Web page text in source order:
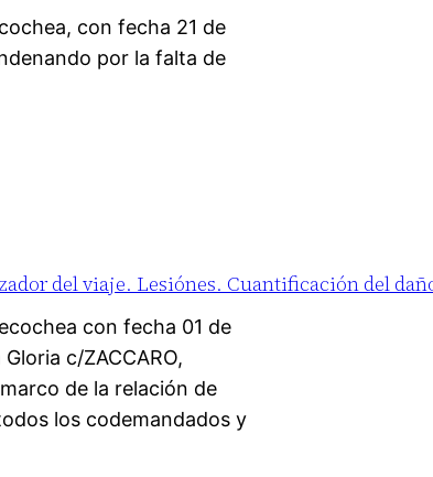
con fecha 21 de
por la falta de
del viaje. Lesiónes. Cuantificación del
con fecha 01 de
c/ZACCARO,
de la relación de
los codemandados y